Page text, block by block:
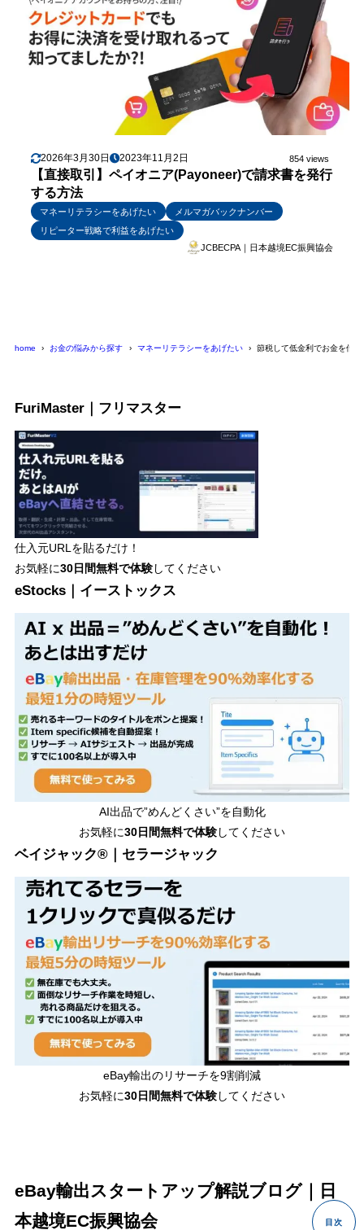
2026年3月30日 2023年11月2日 854 views
【直接取引】ペイオニア(Payoneer)で請求書を発行
する方法
マネーリテラシーをあげたい
メルマガバックナンバー
リピーター戦略で利益をあげたい
JCBECPA｜日本越境EC振興協会
home お金の悩みから探す マネーリテラシーをあげたい 節税して低金利でお金を借
FuriMaster｜フリマスター
仕入元URLを貼るだけ！
お気軽に30日間無料で体験してください
eStocks｜イーストックス
AI出品で”めんどくさい”を自動化
お気軽に30日間無料で体験してください
ベイジャック®｜セラージャック
eBay輸出のリサーチを9割削減
お気軽に30日間無料で体験してください
eBay輸出スタートアップ解説ブログ｜日
本越境EC振興協会